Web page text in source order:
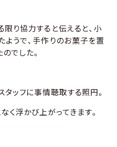
り協力すると伝えると、小
うで、手作りのお菓子を置
でした。
タッフに事情聴取する照円。
く浮かび上がってきます。